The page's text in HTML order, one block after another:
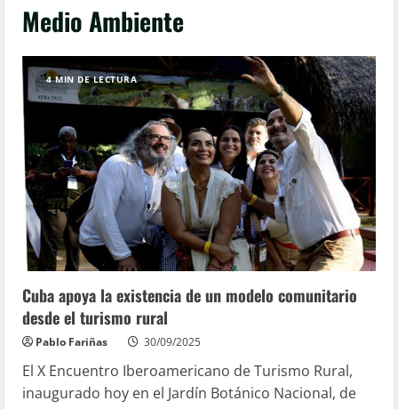
Medio Ambiente
4 MIN DE LECTURA
Cuba apoya la existencia de un modelo comunitario
desde el turismo rural
Pablo Fariñas 30/09/2025
El X Encuentro Iberoamericano de Turismo Rural,
inaugurado hoy en el Jardín Botánico Nacional, de